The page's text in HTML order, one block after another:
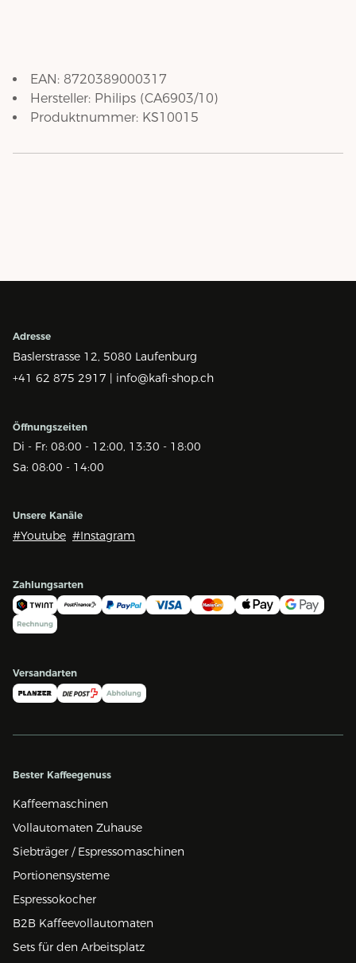
EAN: 8720389000317
Hersteller: Philips (CA6903/10)
Produktnummer: KS10015
Adresse
Baslerstrasse 12, 5080 Laufenburg
+41 62 875 2917 | info@kafi-shop.ch
Öffnungszeiten
Di - Fr: 08:00 - 12:00, 13:30 - 18:00
Sa: 08:00 - 14:00
Unsere Kanäle
#Youtube #Instagram
Zahlungsarten
Versandarten
Bester Kaffeegenuss
Kaffeemaschinen
Vollautomaten Zuhause
Siebträger / Espressomaschinen
Portionensysteme
Espressokocher
B2B Kaffeevollautomaten
Sets für den Arbeitsplatz